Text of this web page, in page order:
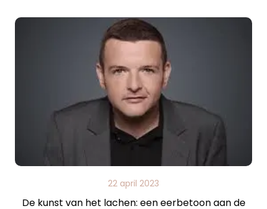
22 april 2023
De kunst van het lachen: een eerbetoon aan de